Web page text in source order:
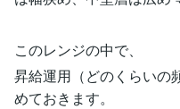
このレンジの中で、
昇給運用（どのくらいの
めておきます。